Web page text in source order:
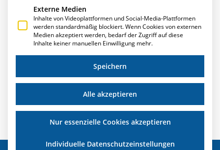
Auch in diesem Jahr unterstützt Thomas Annies,
Geschäftsführender Gesellschafter der T.A.Project GmbH,
erneut die Duale Hochschule Baden-Württemberg (DHBW)
regelmäßige
Weiterlesen »
Externe Medien
Inhalte von Videoplattformen und Social-Media-Plattformen
werden standardmäßig blockiert. Wenn Cookies von externen
Medien akzeptiert werden, bedarf der Zugriff auf diese
Inhalte keiner manuellen Einwilligung mehr.
Speichern
Alle akzeptieren
Nur essenzielle Cookies akzeptieren
Individuelle Datenschutzeinstellungen